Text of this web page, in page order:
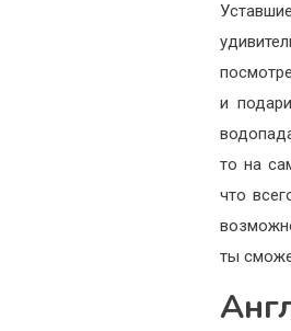
и
то на
что
ты